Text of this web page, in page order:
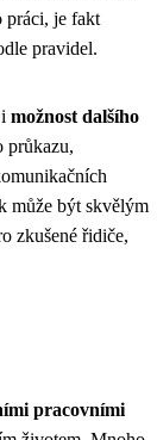
práci, je fakt
pravidel.
možnost dalšího
průkazu,
může být skvělým
zkušené řidiče,
pracovními